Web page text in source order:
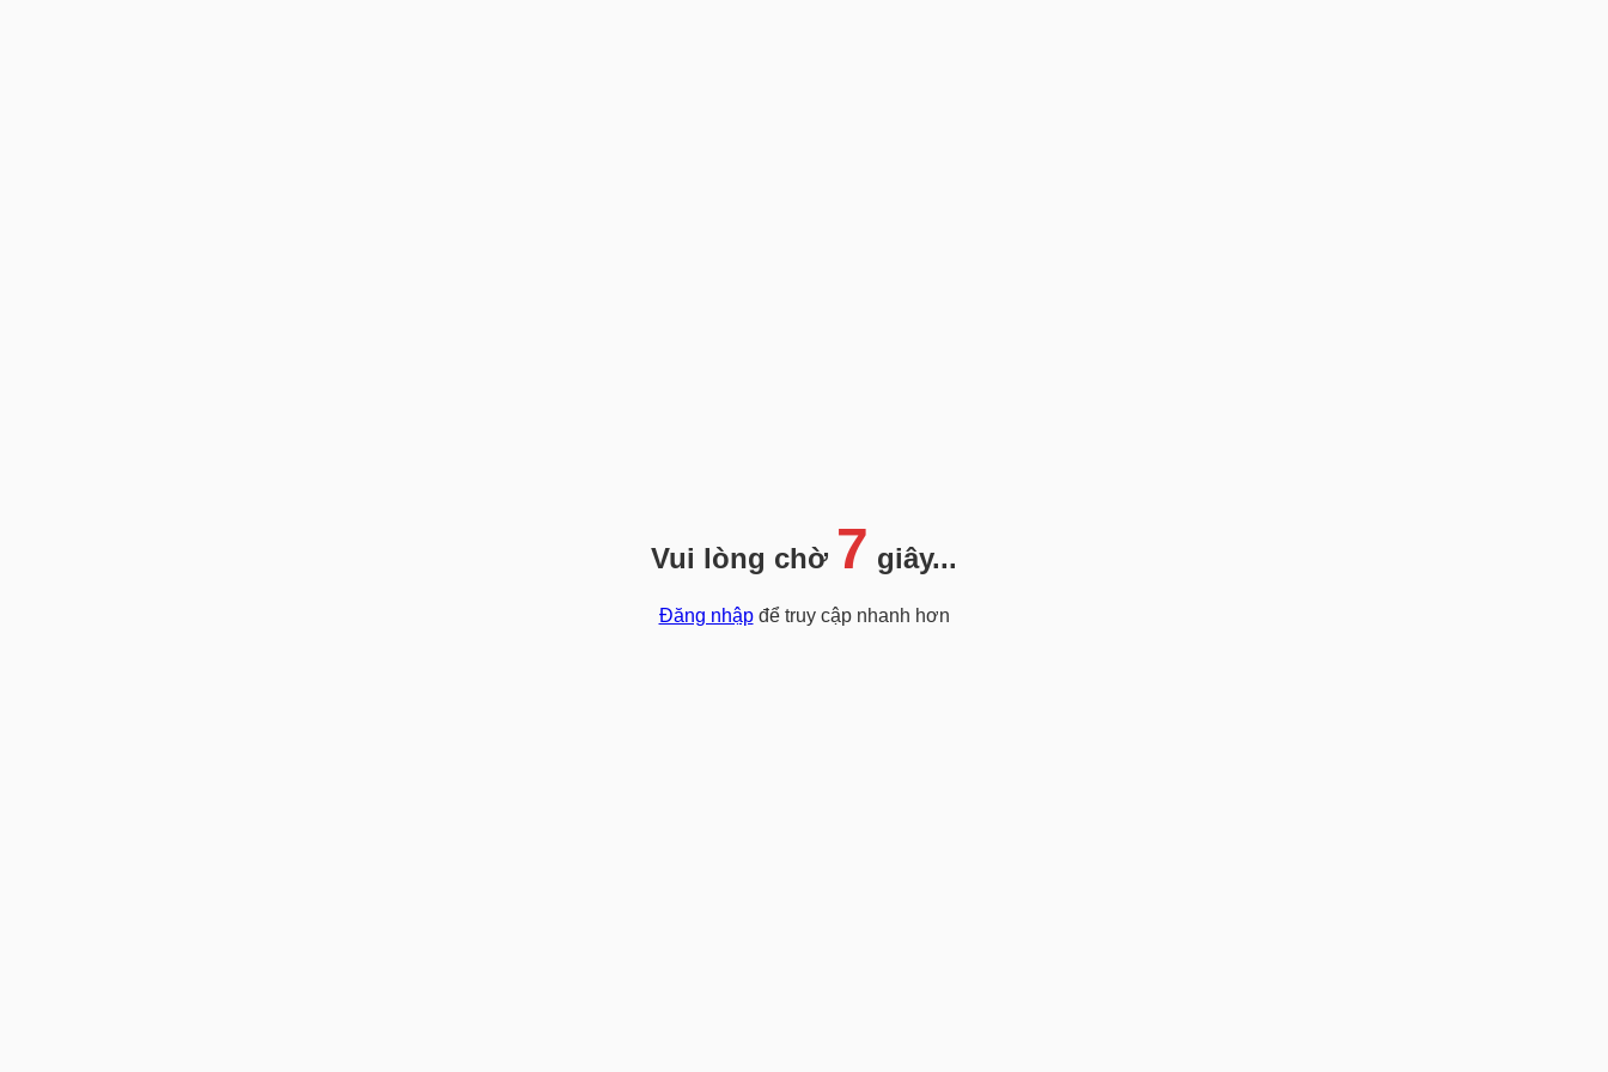
Vui lòng chờ 7 giây...
Đăng nhậpđể truy cập nhanh hơn